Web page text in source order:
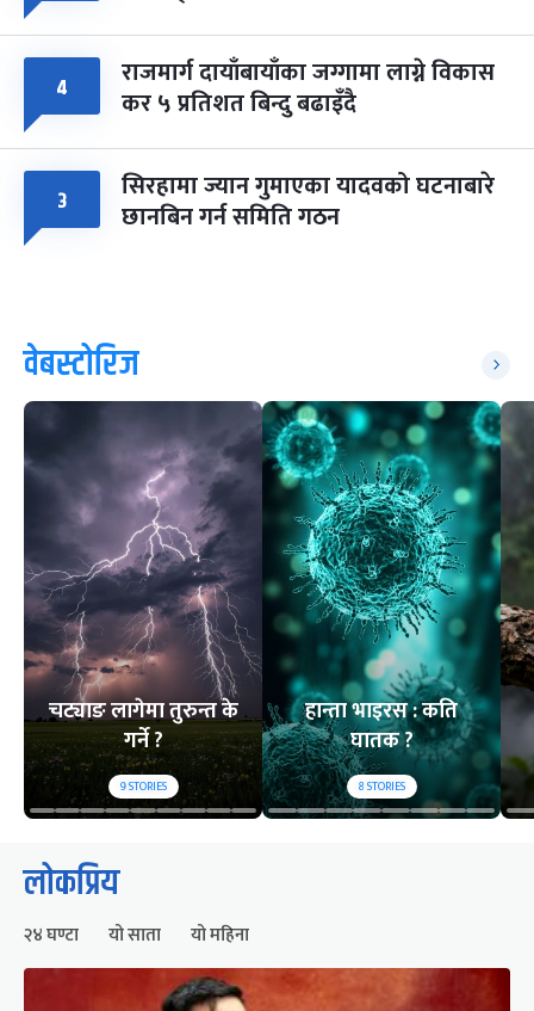
४ राजमार्ग दायाँबायाँका जग्गामा लाग्ने विकास
कर ५ प्रतिशत बिन्दु बढाइँदै
३ सिरहामा ज्यान गुमाएका यादवको घटनाबारे
छानबिन गर्न समिति गठन
वेबस्टोरिज
चट्याङ लागेमा तुरुन्त के
गर्ने ?
9STORIES
हान्ता भाइरस : कति
घातक ?
8STORIES
लोकप्रिय
२४ घण्टा यो साता यो महिना